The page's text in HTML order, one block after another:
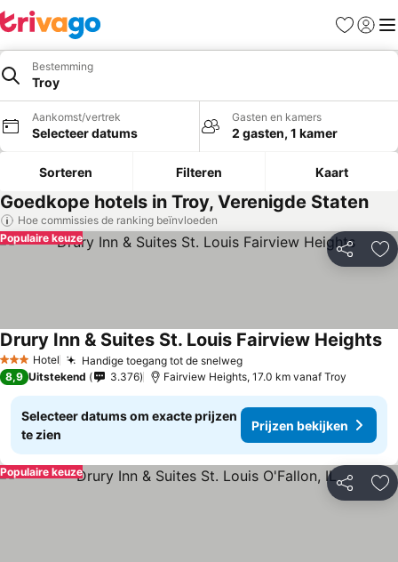
Favorieten
Bestemming
Troy
Aankomst/vertrek
Selecteer datums
Gasten en kamers
2 gasten, 1 kamer
Sorteren Filteren Kaart
Goedkope hotels in Troy, Verenigde Staten
Hoe commissies de ranking beïnvloeden
Delen
Populaire keuze
3 SterrenHotel Handige toegang tot de snelweg
Drury Inn & Suites St. Louis Fairview Heights
8,9 Uitstekend 3.376 Fairview Heights, 17.0 km vanaf Troy
Selecteer datums om exacte prijzen
te zien
Prijzen bekijken
Delen
Populaire keuze